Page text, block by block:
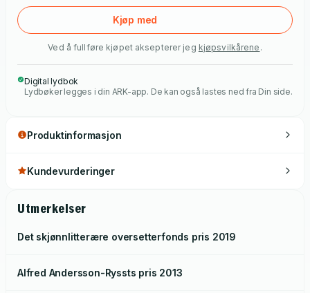
Kjøp med
Ved å fullføre kjøpet aksepterer jeg kjøpsvilkårene .
Digital lydbok
Lydbøker legges i din ARK-app. De kan også lastes ned fra Din side.
Produktinformasjon
Kundevurderinger
Utmerkelser
Det skjønnlitterære oversetterfonds pris 2019
Alfred Andersson-Ryssts pris 2013